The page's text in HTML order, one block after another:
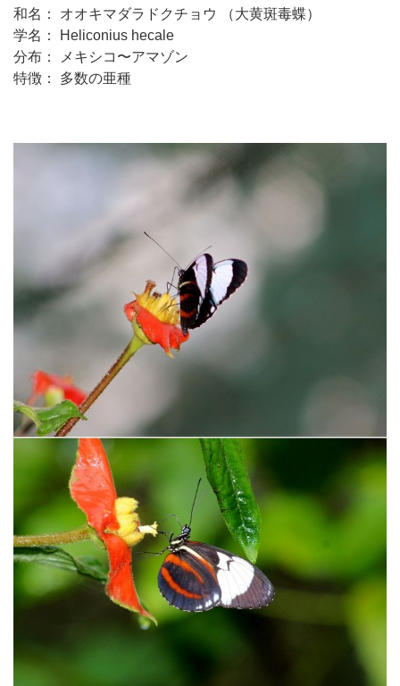
和名： オオキマダラドクチョウ （大黄斑毒蝶）
学名： Heliconius hecale
分布： メキシコ〜アマゾン
特徴： 多数の亜種